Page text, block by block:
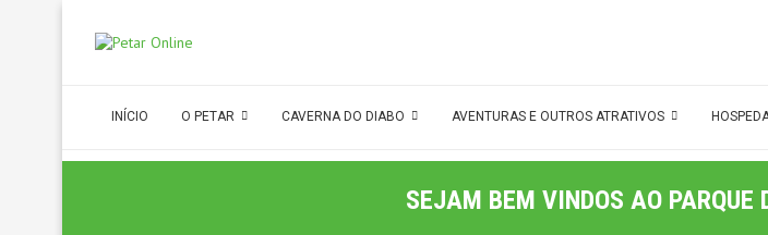
INÍCIO O PETAR CAVERNA DO DIABO AVENTURAS E OUTROS ATRATIVOS
SEJAM BEM VINDOS AO